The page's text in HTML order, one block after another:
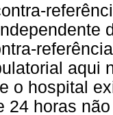
aqui
o hospital
24 horas